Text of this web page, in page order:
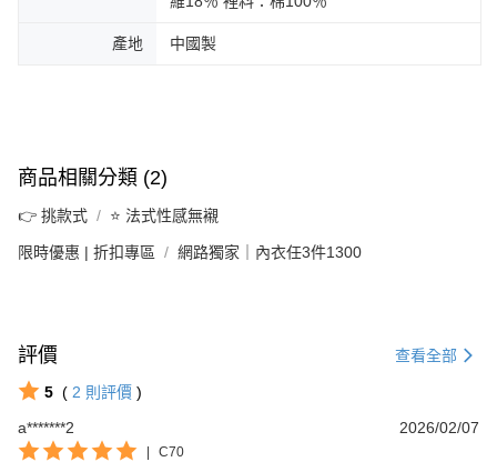
產地 中國製
商品相關分類 (2)
👉 挑款式 ⭐ 法式性感無襯
限時優惠 | 折扣專區 網路獨家｜內衣任3件1300
評價 查看全部
5 ( 2 則評價 )
a*******2
2026/02/07
C70